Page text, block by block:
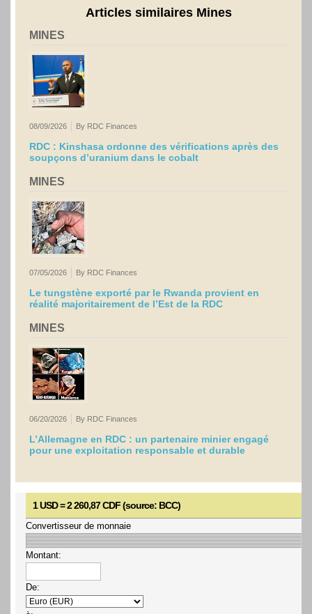
Articles similaires Mines
MINES
08/09/2026 By RDC Finances
RDC : Kinshasa ordonne des vérifications après des
soupçons d’uranium dans le cobalt
MINES
07/05/2026 By RDC Finances
Le tungstène exporté par le Rwanda provient en
réalité majoritairement de l’Est de la RDC
MINES
06/20/2026 By RDC Finances
L’Allemagne en RDC : un partenaire minier engagé
pour une exploitation responsable et durable
1 USD = 2 260,87 CDF (source: BCC)
Convertisseur de monnaie
Montant:
De: